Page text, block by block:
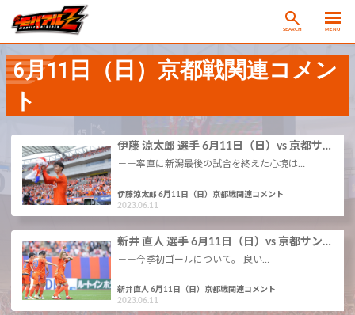
SEARCH MENU
6月11日（日）京都戦関連コメン
ト
伊藤 涼太郎 選手 6月11日（日）vs 京都サ…
－－率直に新潟最後の試合を終えた心境は…
伊藤涼太郎 6月11日（日）京都戦関連コメント
2023.06.11
新井 直人 選手 6月11日（日）vs 京都サン…
－－今季初ゴールについて。 良い…
新井直人 6月11日（日）京都戦関連コメント
2023.06.11